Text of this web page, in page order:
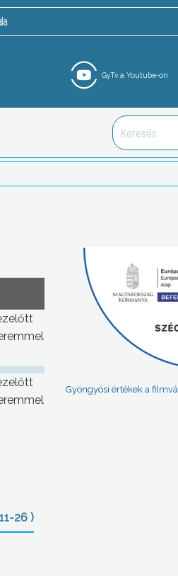
GyTv a Youtube-on
26 )
Gyöngyösi értékek a